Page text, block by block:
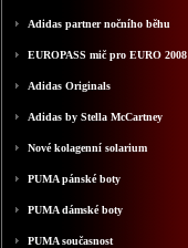
Adidas partner nočního běhu
EUROPASS mič pro EURO 2008
Adidas Originals
Adidas by Stella McCartney
Nové kolagenní solarium
PUMA pánské boty
PUMA dámské boty
PUMA současnost